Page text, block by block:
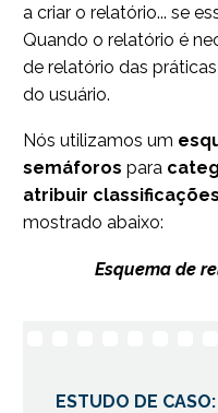
a criar o relatório... se
Quando o relatório é
de relatório das
do usuário.
Nós utilizamos um
semáforos para
atribuir
mostrado abaixo:
Esquema de
ESTUDO DE CASO: